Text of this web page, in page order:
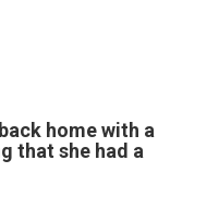
home with a
that she had a